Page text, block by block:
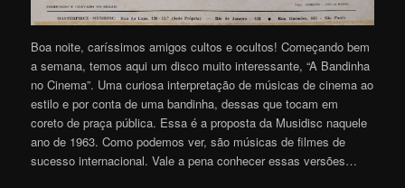
Boa noite, caríssimos amigos cultos e ocultos! Começando bem
a semana, temos aqui um disco muito interessante, “A Bandinha
no Cinema”. Uma curiosa interpretação de músicas de cinema ao
estilo e por conta de uma bandinha, dessas que tocam em
coreto de praça pública. Essa é a proposta da Musidisc naquele
ano de 1963. Como podemos ver, são músicas de filmes de
sucesso internacional. Vale a pena conhecer essas versões…